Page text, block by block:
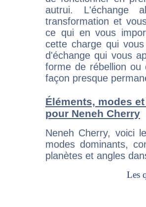
autrui. L'échange
transformation et
ce qui en vous
cette charge qui
d'échange qui vous
forme de rébellion ou
façon presque
Éléments, modes
pour Neneh Cherry
Neneh Cherry, voici
modes dominants,
planètes et angles